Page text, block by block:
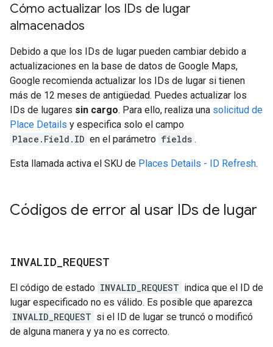
Cómo actualizar los IDs de lugar
almacenados
Debido a que los IDs de lugar pueden cambiar debido a
actualizaciones en la base de datos de Google Maps,
Google recomienda actualizar los IDs de lugar si tienen
más de 12 meses de antigüedad. Puedes actualizar los
IDs de lugares sin cargo. Para ello, realiza una solicitud de
Place Details y especifica solo el campo
Place.Field.ID en el parámetro fields .
Esta llamada activa el SKU de Places Details - ID Refresh.
Códigos de error al usar IDs de lugar
INVALID REQUEST
El código de estado INVALID_REQUEST indica que el ID de
lugar especificado no es válido. Es posible que aparezca
INVALID_REQUEST si el ID de lugar se truncó o modificó
de alguna manera y ya no es correcto.